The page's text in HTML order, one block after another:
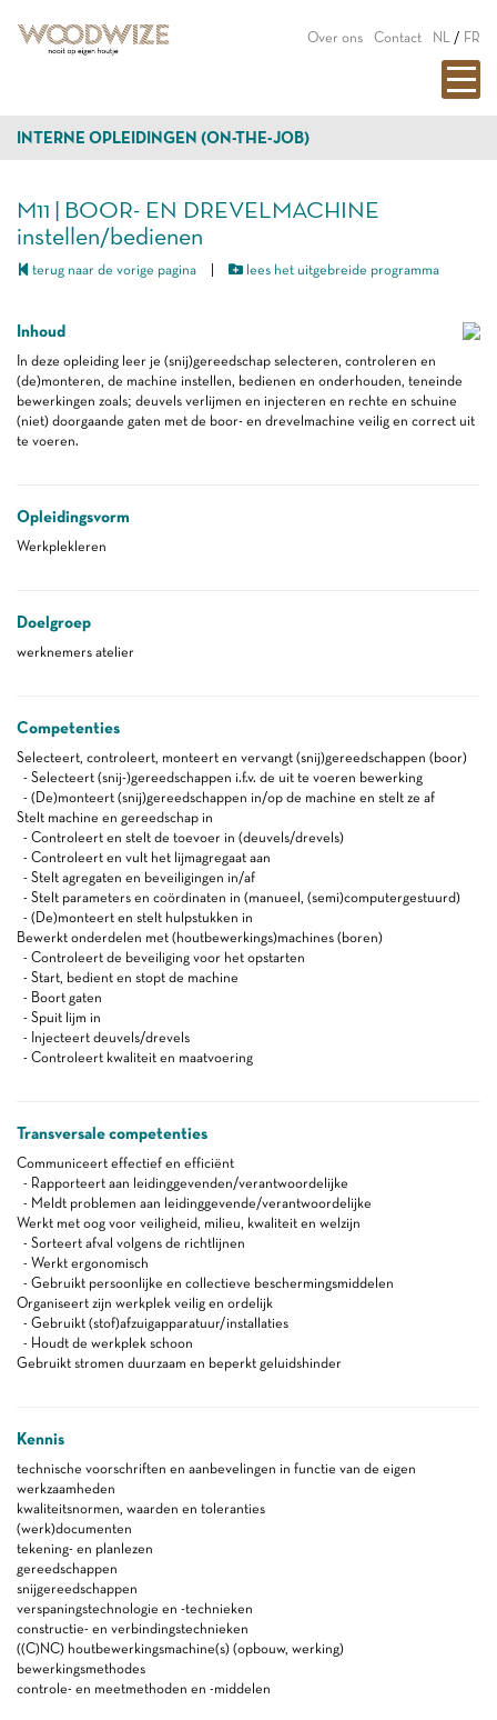
Over ons Contact NL / FR
INTERNE OPLEIDINGEN (ON-THE-JOB)
M11 | BOOR- EN DREVELMACHINE
instellen/bedienen
terug naar de vorige pagina lees het uitgebreide programma
Inhoud
In deze opleiding leer je (snij)gereedschap selecteren, controleren en
(de)monteren, de machine instellen, bedienen en onderhouden, teneinde
bewerkingen zoals; deuvels verlijmen en injecteren en rechte en schuine
(niet) doorgaande gaten met de boor- en drevelmachine veilig en correct uit
te voeren.
Opleidingsvorm
Werkplekleren
Doelgroep
werknemers atelier
Competenties
Selecteert, controleert, monteert en vervangt (snij)gereedschappen (boor)
- Selecteert (snij-)gereedschappen i.f.v. de uit te voeren bewerking
- (De)monteert (snij)gereedschappen in/op de machine en stelt ze af
Stelt machine en gereedschap in
- Controleert en stelt de toevoer in (deuvels/drevels)
- Controleert en vult het lijmagregaat aan
- Stelt agregaten en beveiligingen in/af
- Stelt parameters en coördinaten in (manueel, (semi)computergestuurd)
- (De)monteert en stelt hulpstukken in
Bewerkt onderdelen met (houtbewerkings)machines (boren)
- Controleert de beveiliging voor het opstarten
- Start, bedient en stopt de machine
- Boort gaten
- Spuit lijm in
- Injecteert deuvels/drevels
- Controleert kwaliteit en maatvoering
Transversale competenties
Communiceert effectief en efficiënt
- Rapporteert aan leidinggevenden/verantwoordelijke
- Meldt problemen aan leidinggevende/verantwoordelijke
Werkt met oog voor veiligheid, milieu, kwaliteit en welzijn
- Sorteert afval volgens de richtlijnen
- Werkt ergonomisch
- Gebruikt persoonlijke en collectieve beschermingsmiddelen
Organiseert zijn werkplek veilig en ordelijk
- Gebruikt (stof)afzuigapparatuur/installaties
- Houdt de werkplek schoon
Gebruikt stromen duurzaam en beperkt geluidshinder
Kennis
technische voorschriften en aanbevelingen in functie van de eigen
werkzaamheden
kwaliteitsnormen, waarden en toleranties
(werk)documenten
tekening- en planlezen
gereedschappen
snijgereedschappen
verspaningstechnologie en -technieken
constructie- en verbindingstechnieken
((C)NC) houtbewerkingsmachine(s) (opbouw, werking)
bewerkingsmethodes
controle- en meetmethoden en -middelen